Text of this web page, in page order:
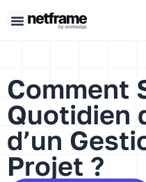
Comment
Quotidien
d’un
Projet ?